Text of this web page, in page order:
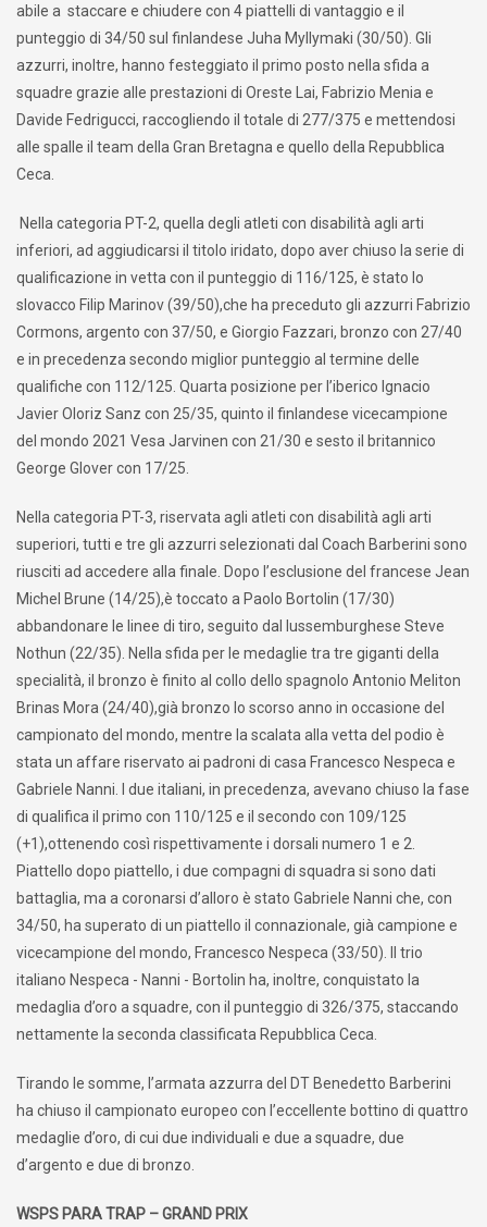
abile a staccare e chiudere con 4 piattelli di vantaggio e il
punteggio di 34/50 sul finlandese Juha Myllymaki (30/50). Gli
azzurri, inoltre, hanno festeggiato il primo posto nella sfida a
squadre grazie alle prestazioni di Oreste Lai, Fabrizio Menia e
Davide Fedrigucci, raccogliendo il totale di 277/375 e mettendosi
alle spalle il team della Gran Bretagna e quello della Repubblica
Ceca.
Nella categoria PT-2, quella degli atleti con disabilità agli arti
inferiori, ad aggiudicarsi il titolo iridato, dopo aver chiuso la serie di
qualificazione in vetta con il punteggio di 116/125, è stato lo
slovacco Filip Marinov (39/50),che ha preceduto gli azzurri Fabrizio
Cormons, argento con 37/50, e Giorgio Fazzari, bronzo con 27/40
e in precedenza secondo miglior punteggio al termine delle
qualifiche con 112/125. Quarta posizione per l’iberico Ignacio
Javier Oloriz Sanz con 25/35, quinto il finlandese vicecampione
del mondo 2021 Vesa Jarvinen con 21/30 e sesto il britannico
George Glover con 17/25.
Nella categoria PT-3, riservata agli atleti con disabilità agli arti
superiori, tutti e tre gli azzurri selezionati dal Coach Barberini sono
riusciti ad accedere alla finale. Dopo l’esclusione del francese Jean
Michel Brune (14/25),è toccato a Paolo Bortolin (17/30)
abbandonare le linee di tiro, seguito dal lussemburghese Steve
Nothun (22/35). Nella sfida per le medaglie tra tre giganti della
specialità, il bronzo è finito al collo dello spagnolo Antonio Meliton
Brinas Mora (24/40),già bronzo lo scorso anno in occasione del
campionato del mondo, mentre la scalata alla vetta del podio è
stata un affare riservato ai padroni di casa Francesco Nespeca e
Gabriele Nanni. I due italiani, in precedenza, avevano chiuso la fase
di qualifica il primo con 110/125 e il secondo con 109/125
(+1),ottenendo così rispettivamente i dorsali numero 1 e 2.
Piattello dopo piattello, i due compagni di squadra si sono dati
battaglia, ma a coronarsi d’alloro è stato Gabriele Nanni che, con
34/50, ha superato di un piattello il connazionale, già campione e
vicecampione del mondo, Francesco Nespeca (33/50). Il trio
italiano Nespeca - Nanni - Bortolin ha, inoltre, conquistato la
medaglia d’oro a squadre, con il punteggio di 326/375, staccando
nettamente la seconda classificata Repubblica Ceca.
Tirando le somme, l’armata azzurra del DT Benedetto Barberini
ha chiuso il campionato europeo con l’eccellente bottino di quattro
medaglie d’oro, di cui due individuali e due a squadre, due
d’argento e due di bronzo.
WSPS PARA TRAP – GRAND PRIX